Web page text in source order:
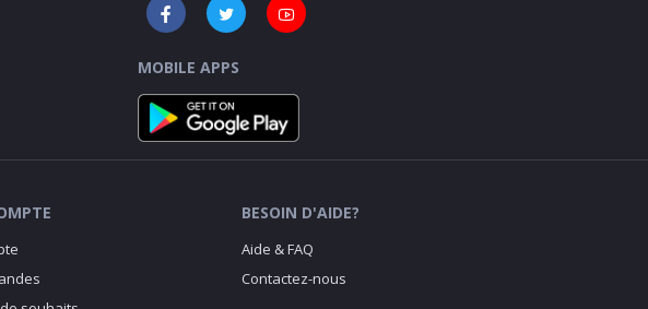
MOBILE APPS
BESOIN D'AIDE?
Aide & FAQ
Contactez-nous